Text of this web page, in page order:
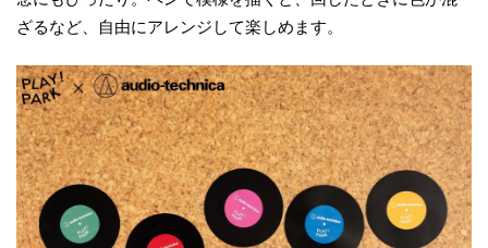
ざるなど、自由にアレンジして楽しめます。